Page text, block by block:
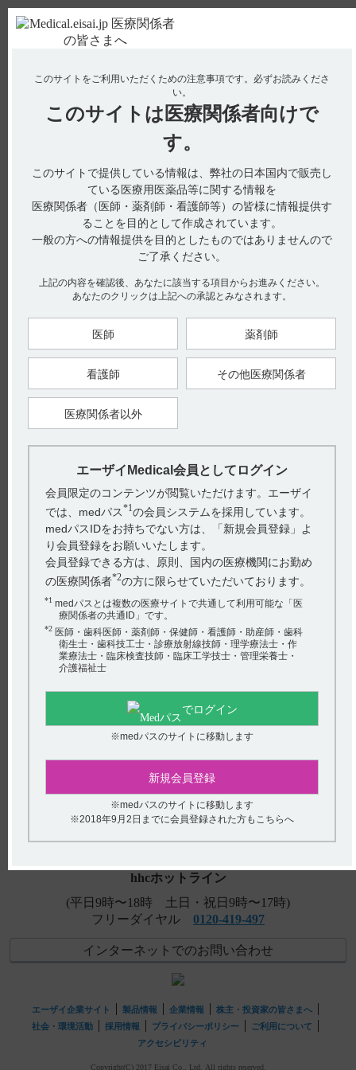
使用期限検索 Drug Information
No : 3088
【メチコバール・注射】 有効成分、規格の種
類、製剤の性状、添加剤などを教えてください。
【メチコバール・注射】
有効成分、規格の種類、製剤の性状、添加剤などを教えてくだ
電子添文には、組成（有効成分・添加剤）、性状などに関する
3．組成・性状（引用1）
3．2 製剤の性状
【引用】
1）メチコバール注射液500μg電子添文 2023年4月改訂（第1
【更新年月】
2024年11月
戻る
関連するQ&A
【メチコバール・注射】 用法及び用量や投与時の注意事
項について教えてください。
【エラスチーム】 特定の背景を有する患者に関する注意
事項について教えてください。
【メチコバール・注射】 承認条件（使用成績調査やRMP
など）はありますか？
【レケンビ】 電子添文の適用上の注意に「蛋白結合性の
低い0.2又は0.22ミクロンのインラインフィルターを通して
基本的注意について、教えてください。
アンケート:ご意見をお聞かせください
(選択してください)
送信する
このサイトをご利用いただくための注意事項です。 必ずお読みくださ
い。
このサイトは 医療関係者向けで
す。
このサイトで提供している情報は、弊社の日本国内で販売し
ている医療用医薬品等に関する情報を
医療関係者（医師・薬剤師・看護師等）の皆様に情報提供す
ることを目的として作成されています。
一般の方への情報提供を目的としたものではありませんので
ご了承ください。
上記の内容を確認後、あなたに該当する項目からお進みください。
あなたのクリックは上記への承認とみなされます。
医師 薬剤師
看護師 その他医療関係者
医療関係者以外
エーザイMedical会員としてログイン
会員限定のコンテンツが閲覧いただけます。エーザイ
では、medパス*1の会員システムを採用しています。
medパスIDをお持ちでない方は、「新規会員登録」よ
り会員登録をお願いいたします。
会員登録できる方は、原則、国内の医療機関にお勤め
の医療関係者*2の方に限らせていただいております。
*1 medパスとは複数の医療サイトで共通して利用可能な「医
療関係者の共通ID」です。
*2 医師・歯科医師・薬剤師・保健師・看護師・助産師・歯科
衛生士・歯科技工士・診療放射線技師・理学療法士・作
業療法士・臨床検査技師・臨床工学技士・管理栄養士・
介護福祉士
でログイン
※medパスのサイトに移動します
新規会員登録
※medパスのサイトに移動します
※2018年9月2日までに会員登録された方もこちらへ
hhcホットライン
(平日9時〜18時 土日・祝日9時〜17時)
フリーダイヤル 0120-419-497
インターネットでのお問い合わせ
エーザイ企業サイト 製品情報 企業情報
株主・投資家の皆さまへ
社会・環境活動
採用情報 プライバシーポリシー
ご利用について
アクセシビリティ
Copyright(C) 2017 Eisai Co., Ltd. All rights reserved.